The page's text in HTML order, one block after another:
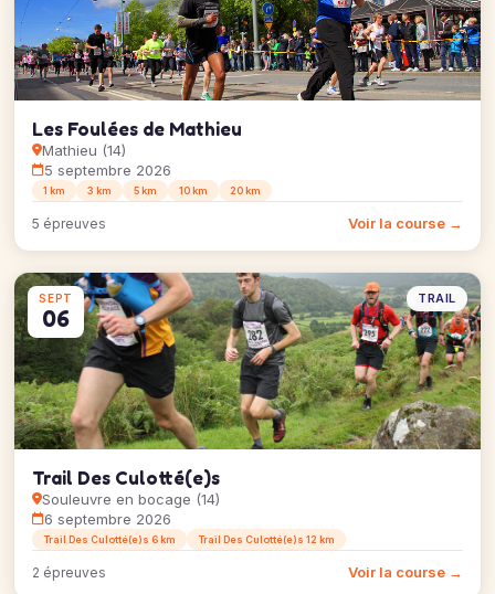
Les Foulées de Mathieu
Mathieu (14)
5 septembre 2026
1 km 3 km 5 km 10 km 20 km
5 épreuves Voir la course →
SEPT
06
TRAIL
Trail Des Culotté(e)s
Souleuvre en bocage (14)
6 septembre 2026
Trail Des Culotté(e)s 6 km Trail Des Culotté(e)s 12 km
2 épreuves Voir la course →